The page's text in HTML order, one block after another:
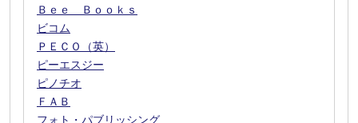
Ｂｅｅ Ｂｏｏｋｓ
ビコム
ＰＥＣＯ（英）
ピーエスジー
ピノチオ
ＦＡＢ
フォト・パブリッシング